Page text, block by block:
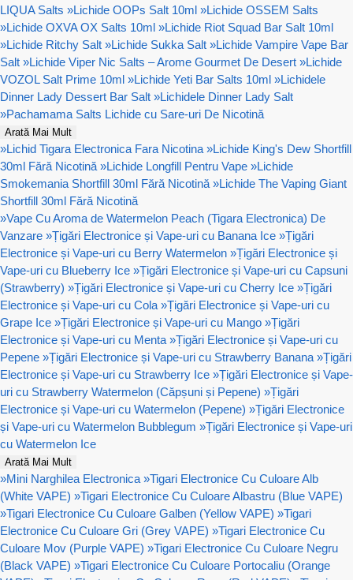
LIQUA Salts »Lichide OOPs Salt 10ml »Lichide OSSEM Salts
»Lichide OXVA OX Salts 10ml »Lichide Riot Squad Bar Salt 10ml
»Lichide Ritchy Salt »Lichide Sukka Salt »Lichide Vampire Vape Bar
Salt »Lichide Viper Nic Salts – Arome Gourmet De Desert »Lichide
VOZOL Salt Prime 10ml »Lichide Yeti Bar Salts 10ml »Lichidele
Dinner Lady Dessert Bar Salt »Lichidele Dinner Lady Salt
»Pachamama Salts Lichide cu Sare-uri De Nicotină
Arată Mai Mult
»Lichid Tigara Electronica Fara Nicotina »Lichide King's Dew Shortfill
30ml Fără Nicotină »Lichide Longfill Pentru Vape »Lichide
Smokemania Shortfill 30ml Fără Nicotină »Lichide The Vaping Giant
Shortfill 30ml Fără Nicotină
»Vape Cu Aroma de Watermelon Peach (Tigara Electronica) De
Vanzare »Țigări Electronice și Vape-uri cu Banana Ice »Țigări
Electronice și Vape-uri cu Berry Watermelon »Țigări Electronice și
Vape-uri cu Blueberry Ice »Țigări Electronice și Vape-uri cu Capsuni
(Strawberry) »Țigări Electronice și Vape-uri cu Cherry Ice »Țigări
Electronice și Vape-uri cu Cola »Țigări Electronice și Vape-uri cu
Grape Ice »Țigări Electronice și Vape-uri cu Mango »Țigări
Electronice și Vape-uri cu Menta »Țigări Electronice și Vape-uri cu
Pepene »Țigări Electronice și Vape-uri cu Strawberry Banana »Țigări
Electronice și Vape-uri cu Strawberry Ice »Țigări Electronice și Vape-
uri cu Strawberry Watermelon (Căpșuni și Pepene) »Țigări
Electronice și Vape-uri cu Watermelon (Pepene) »Țigări Electronice
și Vape-uri cu Watermelon Bubblegum »Țigări Electronice și Vape-uri
cu Watermelon Ice
Arată Mai Mult
»Mini Narghilea Electronica »Tigari Electronice Cu Culoare Alb
(White VAPE) »Tigari Electronice Cu Culoare Albastru (Blue VAPE)
»Tigari Electronice Cu Culoare Galben (Yellow VAPE) »Tigari
Electronice Cu Culoare Gri (Grey VAPE) »Tigari Electronice Cu
Culoare Mov (Purple VAPE) »Tigari Electronice Cu Culoare Negru
(Black VAPE) »Tigari Electronice Cu Culoare Portocaliu (Orange